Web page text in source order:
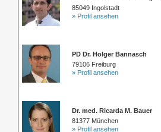
85049 Ingolstadt
» Profil ansehen
PD Dr. Holger Bannasch
79106 Freiburg
» Profil ansehen
Dr. med. Ricarda M. Bauer
81377 München
» Profil ansehen